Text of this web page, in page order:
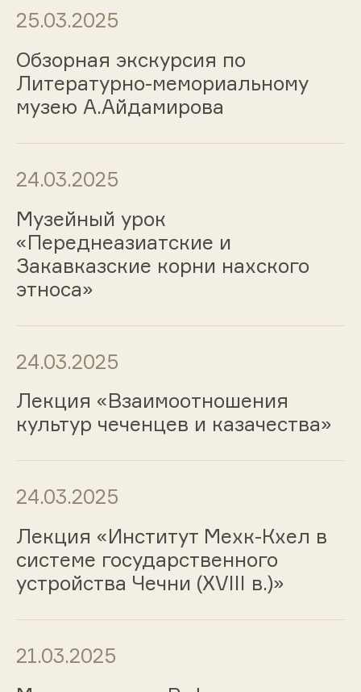
25.03.2025
Обзорная экскурсия по
Литературно-мемориальному
музею А.Айдамирова
24.03.2025
Музейный урок
«Переднеазиатские и
Закавказские корни нахского
этноса»
24.03.2025
Лекция «Взаимоотношения
культур чеченцев и казачества»
24.03.2025
Лекция «Институт Мехк-Кхел в
системе государственного
устройства Чечни (XVIII в.)»
21.03.2025